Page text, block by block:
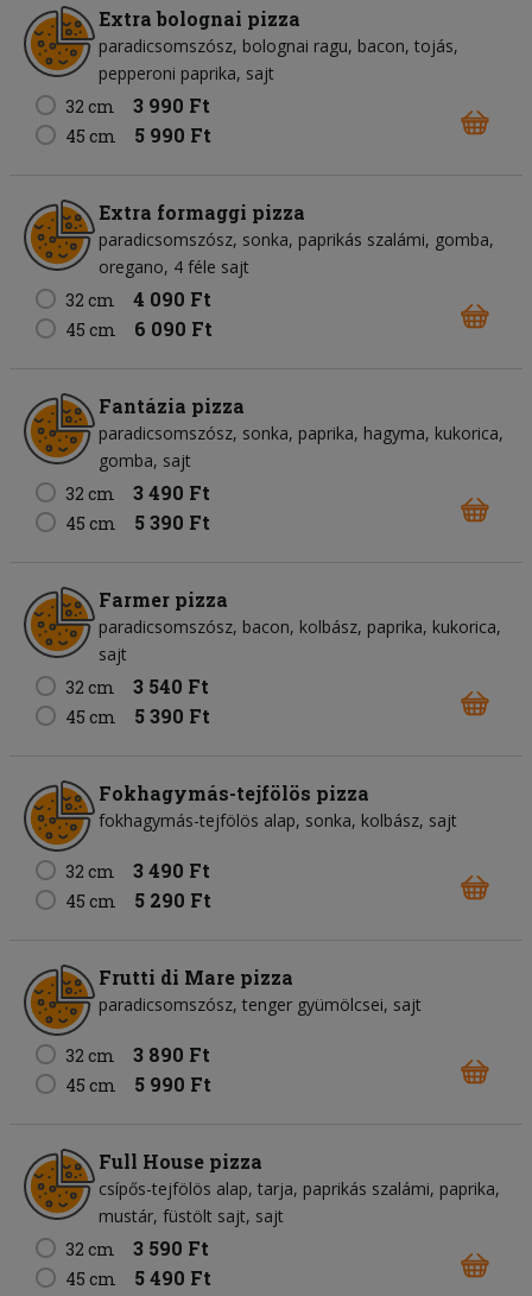
Extra bolognai pizza
paradicsomszósz bolognai ragu bacon tojás
pepperoni paprika sajt
32 cm
3 990 Ft
45 cm 5 990 Ft
Extra formaggi pizza
paradicsomszósz sonka paprikás szalámi gomba
oregano 4 féle sajt
32 cm
4 090 Ft
45 cm 6 090 Ft
Fantázia pizza
paradicsomszósz sonka paprika hagyma kukorica
gomba sajt
32 cm
3 490 Ft
45 cm 5 390 Ft
Farmer pizza
paradicsomszósz bacon kolbász paprika kukorica
sajt
32 cm
3 540 Ft
45 cm 5 390 Ft
Fokhagymás-tejfölös pizza
fokhagymás-tejfölös alap sonka kolbász sajt
32 cm 3 490 Ft
45 cm 5 290 Ft
Frutti di Mare pizza
paradicsomszósz tenger gyümölcsei sajt
32 cm 3 890 Ft
45 cm 5 990 Ft
Full House pizza
csípős-tejfölös alap tarja paprikás szalámi paprika
mustár füstölt sajt sajt
32 cm
3 590 Ft
45 cm 5 490 Ft